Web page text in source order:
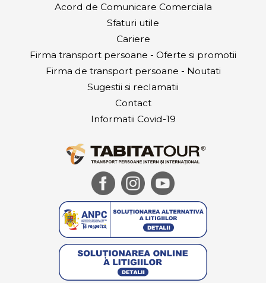
Acord de Comunicare Comerciala
Sfaturi utile
Cariere
Firma transport persoane - Oferte si promotii
Firma de transport persoane - Noutati
Sugestii si reclamatii
Contact
Informatii Covid-19